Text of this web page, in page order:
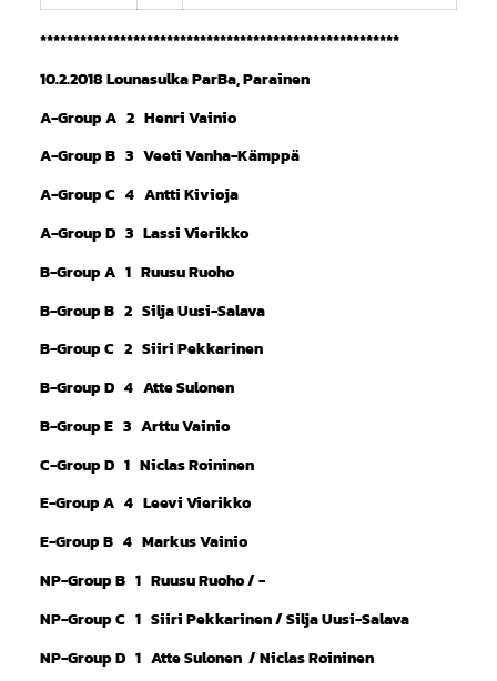
******************************************************
10.2.2018 Lounasulka ParBa, Parainen
A-Group A 2 Henri Vainio
A-Group B 3 Veeti Vanha-Kämppä
A-Group C 4 Antti Kivioja
A-Group D 3 Lassi Vierikko
B-Group A 1 Ruusu Ruoho
B-Group B 2 Silja Uusi-Salava
B-Group C 2 Siiri Pekkarinen
B-Group D 4 Atte Sulonen
B-Group E 3 Arttu Vainio
C-Group D 1 Niclas Roininen
E-Group A 4 Leevi Vierikko
E-Group B 4 Markus Vainio
NP-Group B 1 Ruusu Ruoho / -
NP-Group C 1 Siiri Pekkarinen / Silja Uusi-Salava
NP-Group D 1 Atte Sulonen / Niclas Roininen